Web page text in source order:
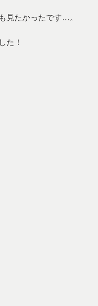
見たかったです…。
た！